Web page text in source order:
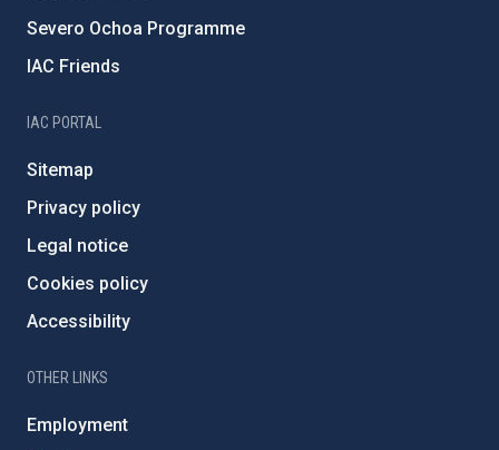
Severo Ochoa Programme
IAC Friends
IAC PORTAL
Sitemap
Privacy policy
Legal notice
Cookies policy
Accessibility
OTHER LINKS
Employment